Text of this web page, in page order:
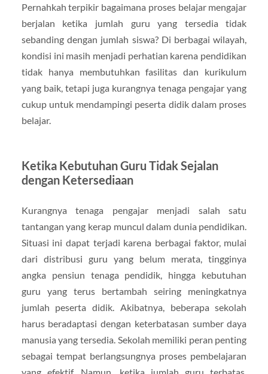
Pernahkah terpikir bagaimana proses belajar mengajar
berjalan ketika jumlah guru yang tersedia tidak
sebanding dengan jumlah siswa? Di berbagai wilayah,
kondisi ini masih menjadi perhatian karena pendidikan
tidak hanya membutuhkan fasilitas dan kurikulum
yang baik, tetapi juga kurangnya tenaga pengajar yang
cukup untuk mendampingi peserta didik dalam proses
belajar.
Ketika Kebutuhan Guru Tidak Sejalan
dengan Ketersediaan
Kurangnya tenaga pengajar menjadi salah satu
tantangan yang kerap muncul dalam dunia pendidikan.
Situasi ini dapat terjadi karena berbagai faktor, mulai
dari distribusi guru yang belum merata, tingginya
angka pensiun tenaga pendidik, hingga kebutuhan
guru yang terus bertambah seiring meningkatnya
jumlah peserta didik. Akibatnya, beberapa sekolah
harus beradaptasi dengan keterbatasan sumber daya
manusia yang tersedia. Sekolah memiliki peran penting
sebagai tempat berlangsungnya proses pembelajaran
yang efektif. Namun, ketika jumlah guru terbatas,